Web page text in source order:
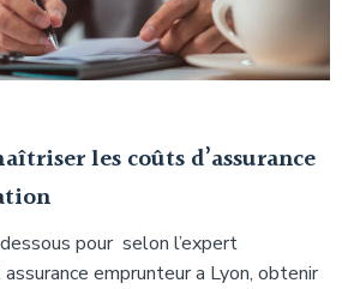
les coûts d’assurance
pour selon l’expert
emprunteur a Lyon, obtenir